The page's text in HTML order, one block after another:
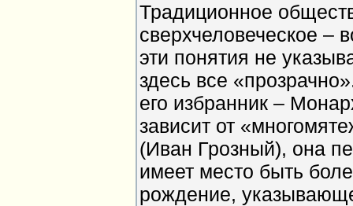
Традиционное
сверхчеловеческое
эти понятия не
здесь все
его избранник –
зависит от
(Иван Грозный), она
имеет место быть
рождение,